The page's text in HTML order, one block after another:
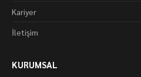
Kariyer
İletişim
KURUMSAL